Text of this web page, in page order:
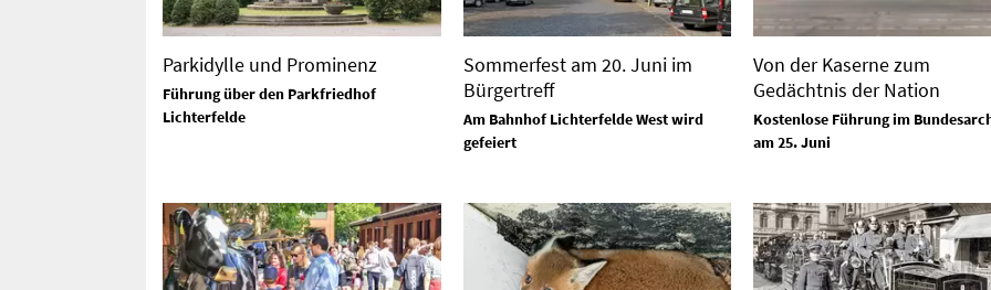
Parkidylle und Prominenz
Führung über den Parkfriedhof
Lichterfelde
Sommerfest am 20. Juni im
Bürgertreff
Am Bahnhof Lichterfelde West wird
gefeiert
Von der Kaserne zum
Gedächtnis der Nation
Kostenlose Führung im
am 25. Juni